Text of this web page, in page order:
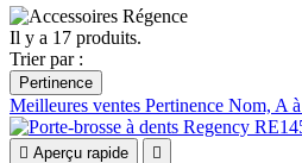
Il y a 17 produits.
Trier par :
Pertinence
Meilleures ventes Pertinence Nom, A
 Aperçu rapide 